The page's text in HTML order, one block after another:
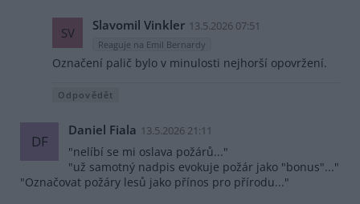
SV Slavomil Vinkler 13.5.2026 07:51
Reaguje na Emil Bernardy
Označení palič bylo v minulosti nejhorší opovržení.
Odpovědět
DF
Daniel Fiala 13.5.2026 21:11
"nelíbí se mi oslava požárů..."
"už samotný nadpis evokuje požár jako "bonus"..."
"Označovat požáry lesů jako přínos pro přírodu..."